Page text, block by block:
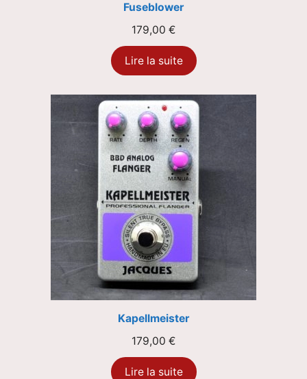
Fuseblower
179,00 €
Lire la suite
Kapellmeister
179,00 €
Lire la suite